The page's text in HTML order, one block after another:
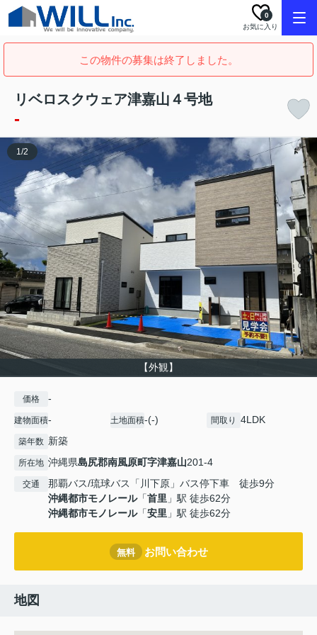
お気に入り
0
この物件の募集は終了しました。
リベロスクウェア津嘉山４号地
-
【外観】
1/2
価格 -
建物面積- 土地面積-(-) 間取り 4LDK
築年数 新築
所在地 沖縄県島尻郡南風原町字津嘉山201-4
交通
那覇バス/琉球バス「川下原」バス停下車 徒歩9分
沖縄都市モノレール「首里 」駅 徒歩62分
沖縄都市モノレール「安里 」駅 徒歩62分
無料 お問い合わせ
地図